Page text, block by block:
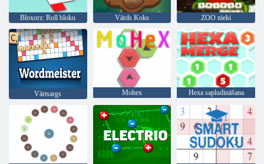
Bloxorz: Roll bloku Vārds Koks ZOO nieki
Vārtsargs Mohex Hexa sapludināšana